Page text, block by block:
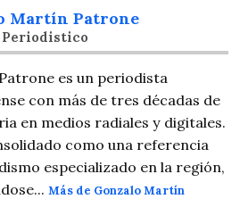
Martín Patrone
es un periodista
con más de tres décadas de
en medios radiales y digitales.
como una referencia
especializado en la región,
Más de Gonzalo Martín